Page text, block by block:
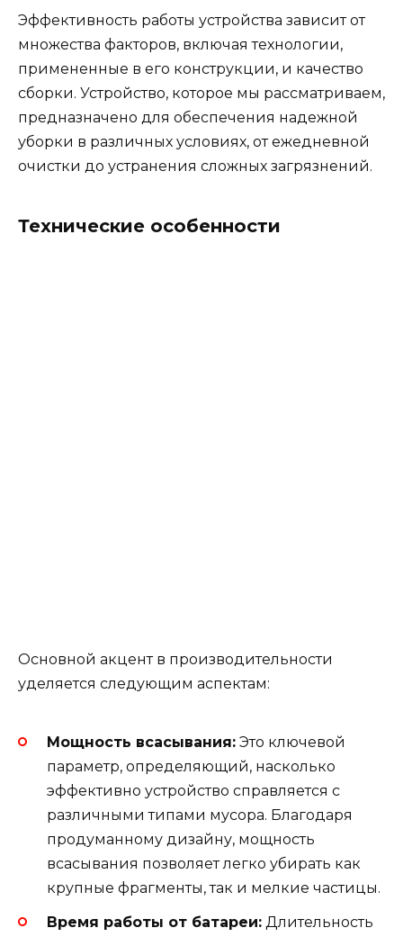
Эффективность работы устройства зависит от
множества факторов, включая технологии,
примененные в его конструкции, и качество
сборки. Устройство, которое мы рассматриваем,
предназначено для обеспечения надежной
уборки в различных условиях, от ежедневной
очистки до устранения сложных загрязнений.
Технические особенности
Основной акцент в производительности
уделяется следующим аспектам:
Мощность всасывания: Это ключевой
параметр, определяющий, насколько
эффективно устройство справляется с
различными типами мусора. Благодаря
продуманному дизайну, мощность
всасывания позволяет легко убирать как
крупные фрагменты, так и мелкие частицы.
Время работы от батареи: Длительность